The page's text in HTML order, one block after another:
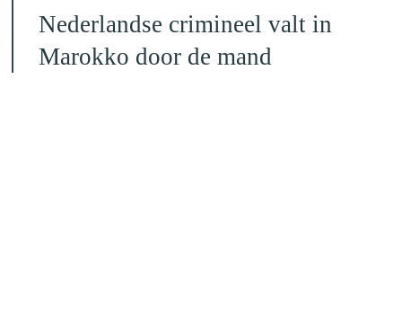
Nederlandse crimineel valt in
Marokko door de mand